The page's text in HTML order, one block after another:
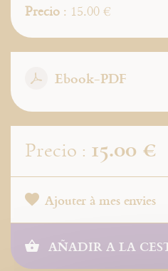
Precio : 15.00 €
Ebook-PDF
Precio : 15.00 €
Ajouter à mes envies
AÑADIR A LA